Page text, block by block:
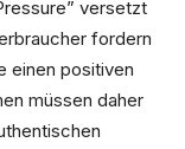
versetzt
fordern
einen positiven
müssen daher